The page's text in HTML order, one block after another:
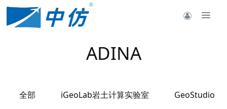
ADINA
全部 iGeoLab岩土计算实验室 GeoStudio